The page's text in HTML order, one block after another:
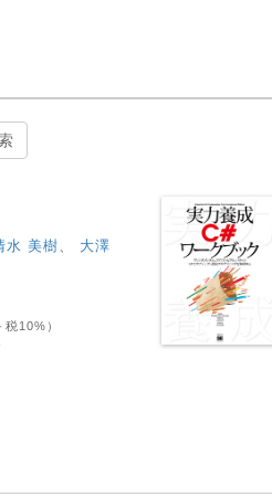
水 美樹、 大澤
税10%）